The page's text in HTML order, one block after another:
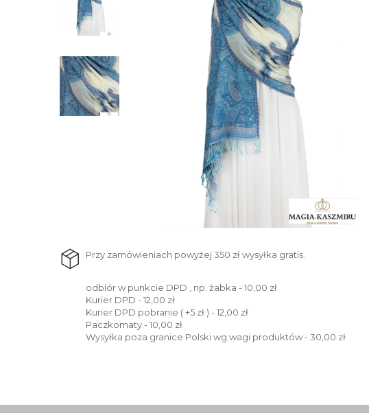
Przy zamówieniach powyżej 350 zł wysyłka gratis.
odbiór w punkcie DPD , np. żabka - 10,00 zł
Kurier DPD - 12,00 zł
Kurier DPD pobranie ( +5 zł ) - 12,00 zł
Paczkomaty - 10,00 zł
Wysyłka poza granice Polski wg wagi produktów - 30,00 zł